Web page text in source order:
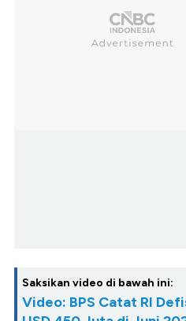
Saksikan video di bawah ini:
Video: BPS Catat RI